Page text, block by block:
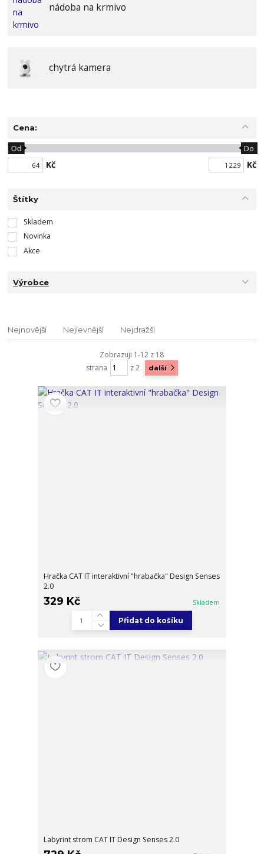
nádoba na krmivo
chytrá kamera
Cena:
Kč
Od Do
Kč
Štítky
Skladem
Novinka
Akce
Výrobce
Nejnovější Nejlevnější Nejdražší
Zobrazuji 1-12 z 18
strana
z 2 další
Hračka CAT IT interaktivní "hrabačka" Design Senses
2.0
329 Kč Skladem
Přidat do košíku
Labyrint strom CAT IT Design Senses 2.0